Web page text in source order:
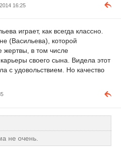
16:25
играет, как всегда классно.
(Васильева), которой
жертвы, в том числе
своего сына. Видела этот
с удовольствием. Но качество
не очень.